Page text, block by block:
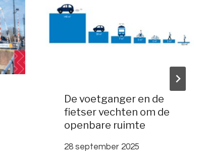
De voetganger en de
fietser vechten om de
openbare ruimte
28 september 2025